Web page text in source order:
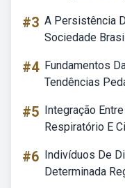
#3 A Persistência
Sociedade
#4 Fundamentos
Tendências
#5 Integração
Respiratório E
#6 Indivíduos De
Determinada